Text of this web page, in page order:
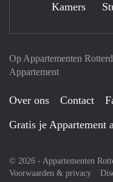
Op Appartementen
Appartement
Over ons Contact
Gratis je Appartement
© 2026 - Appartementen
Voorwaarden & privacy
Kamers